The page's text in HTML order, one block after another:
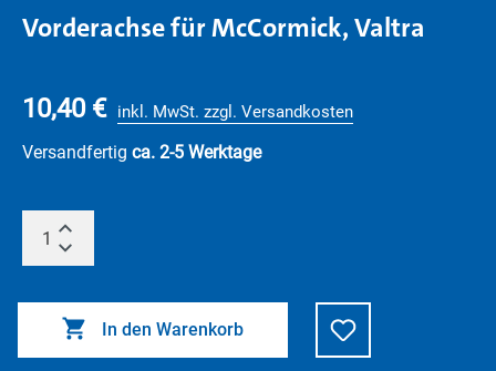
Vorderachse für McCormick, Valtra
10,40 € inkl. MwSt. zzgl. Versandkosten
Versandfertig ca. 2-5 Werktage
In den Warenkorb